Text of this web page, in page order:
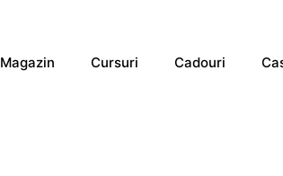
Magazin Cursuri Cadouri